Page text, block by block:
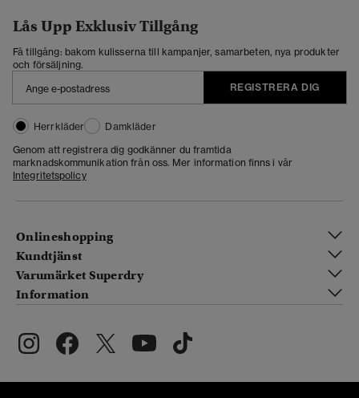
Lås Upp Exklusiv Tillgång
Få tillgång: bakom kulisserna till kampanjer, samarbeten, nya produkter
och försäljning.
REGISTRERA DIG
Herrkläder
Damkläder
Genom att registrera dig godkänner du framtida
marknadskommunikation från oss. Mer information finns i vår
Integritetspolicy
Onlineshopping
Kundtjänst
Varumärket Superdry
Information